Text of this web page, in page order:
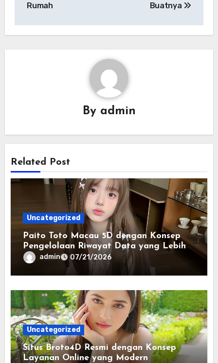
Rumah
Buatnya
By admin
Related Post
Uncategorized
Paito Toto Macau 5D dengan Konsep
Pengelolaan Riwayat Data yang Lebih
Lengkap dan Sistematis
admin 07/21/2026
Uncategorized
Situs Broto4D Resmi dengan Konsep
Layanan Online yang Modern